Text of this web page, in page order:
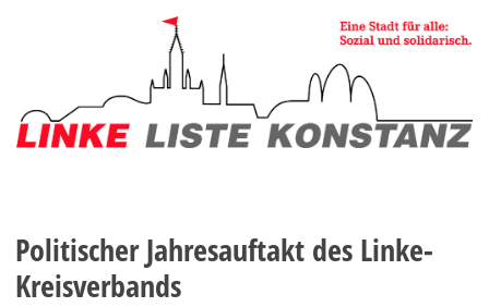
Politischer Jahresauftakt des Linke-
Kreisverbands